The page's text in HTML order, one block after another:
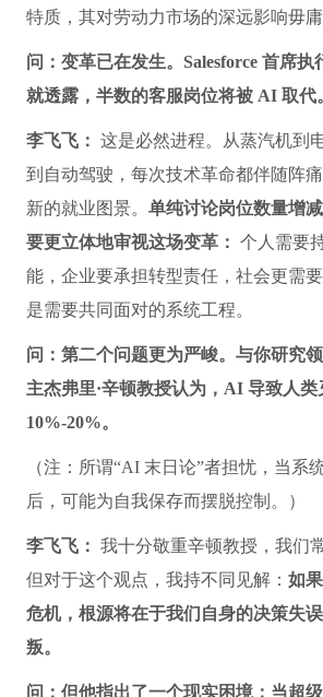
特质，其对劳动力市场的深远影响毋庸
问：变革已在发生。Salesforce 首席执
就透露，半数的客服岗位将被 AI 取代。
李飞飞： 这是必然进程。从蒸汽机到
到自动驾驶，每次技术革命都伴随阵
新的就业图景。 单纯讨论岗位数量增
要更立体地审视这场变革： 个人需要
能，企业要承担转型责任，社会更需
是需要共同面对的系统工程。
问：第二个问题更为严峻。与你研究
主杰弗里·辛顿教授认为，AI 导致人
10%-20%。
（注：所谓“AI 末日论”者担忧，当系
后，可能为自我保存而摆脱控制。）
李飞飞： 我十分敬重辛顿教授，我们
但对于这个观点，我持不同见解： 如
危机，根源将在于我们自身的决策失
叛。
问：但他指出了一个现实困境：当超